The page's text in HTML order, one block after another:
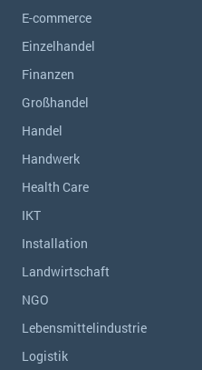
E-commerce
Einzelhandel
Finanzen
Großhandel
Handel
Handwerk
Health Care
IKT
Installation
Landwirtschaft
NGO
Lebensmittelindustrie
Logistik